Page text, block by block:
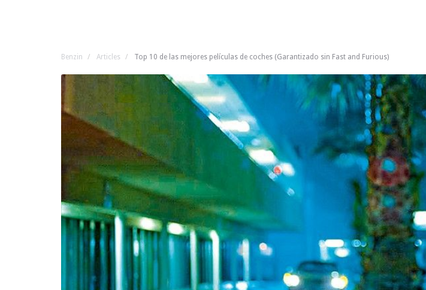
Benzin Articles Top 10 de las mejores películas de coches (Garantizado sin Fast and Furious)